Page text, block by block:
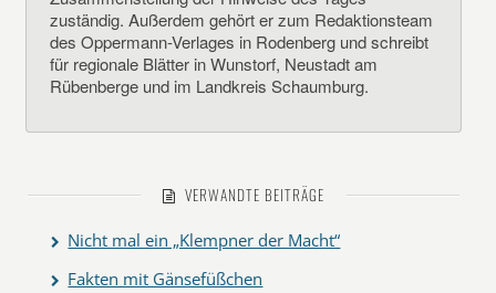
zuständig. Außerdem gehört er zum Redaktionsteam
des Oppermann-Verlages in Rodenberg und schreibt
für regionale Blätter in Wunstorf, Neustadt am
Rübenberge und im Landkreis Schaumburg.
VERWANDTE BEITRÄGE
Nicht mal ein „Klempner der Macht“
Fakten mit Gänsefüßchen